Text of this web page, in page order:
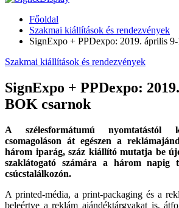
Főoldal
Szakmai kiállítások és rendezvények
SignExpo + PPDexpo: 2019. április
Szakmai kiállítások és rendezvények
SignExpo + PPDexpo:
BOK csarnok
A szélesformátumú
csomagoláson át egészen a
három iparág, száz kiállító mutatja be
szaklátogató számára a három napig
csúcstalálkozón.
A printed-média, a print-packaging és a
beleértve a reklám ajándéktárgyakat is,